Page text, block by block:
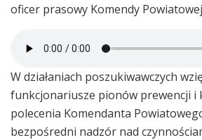
oficer prasowy Komendy
W działaniach poszukiwawczych
funkcjonariusze pionów prewencji i
polecenia Komendanta
bezpośredni nadzór nad